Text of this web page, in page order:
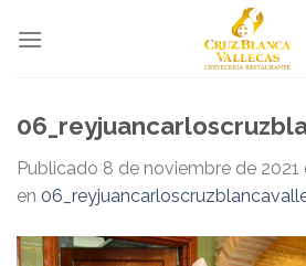
Publicado 8 de noviembre de 2021
en